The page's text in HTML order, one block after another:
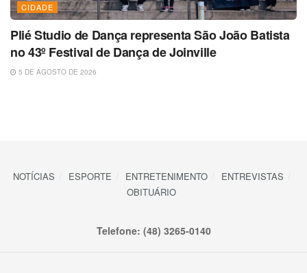
CIDADE
Plié Studio de Dança representa São João Batista
no 43º Festival de Dança de Joinville
5 DE AGOSTO DE 2026
NOTÍCIAS ESPORTE ENTRETENIMENTO
ENTREVISTAS
OBITUÁRIO
Telefone: (48) 3265-0140